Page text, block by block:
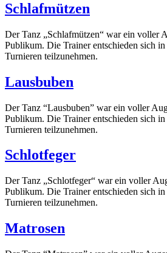
Schlafmützen
Der Tanz „Schlafmützen“ war ein voller
Publikum. Die Trainer entschieden sich in
Turnieren teilzunehmen.
Lausbuben
Der Tanz “Lausbuben” war ein voller
Publikum. Die Trainer entschieden sich in
Turnieren teilzunehmen.
Schlotfeger
Der Tanz „Schlotfeger“ war ein voller
Publikum. Die Trainer entschieden sich in
Turnieren teilzunehmen.
Matrosen